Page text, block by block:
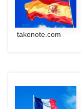
takonote.com